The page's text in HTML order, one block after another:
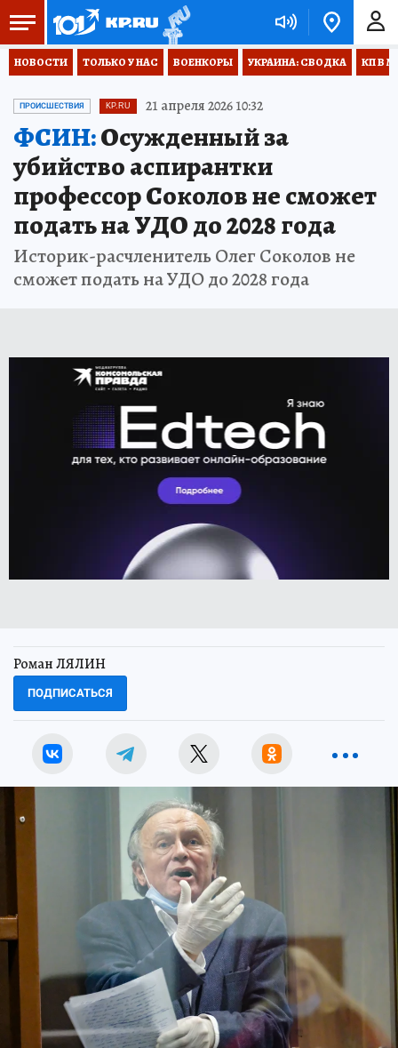
НОВОСТИ ТОЛЬКО У НАС ВОЕНКОРЫ УКРАИНА: СВОДКА КП В
ПРОИСШЕСТВИЯ KP.RU 21 апреля 2026 10:32
ФСИН:Осужденный за
убийство аспирантки
профессор Соколов не сможет
подать на УДО до 2028 года
Историк-расчленитель Олег Соколов не
сможет подать на УДО до 2028 года
Роман ЛЯЛИН
ПОДПИСАТЬСЯ